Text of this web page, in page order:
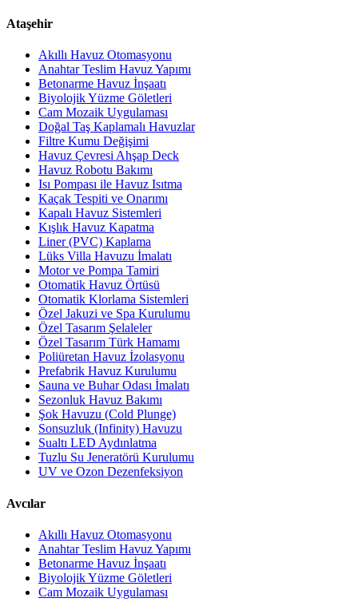
Ataşehir
Akıllı Havuz Otomasyonu
Anahtar Teslim Havuz Yapımı
Betonarme Havuz İnşaatı
Biyolojik Yüzme Göletleri
Cam Mozaik Uygulaması
Doğal Taş Kaplamalı Havuzlar
Filtre Kumu Değişimi
Havuz Çevresi Ahşap Deck
Havuz Robotu Bakımı
Isı Pompası ile Havuz Isıtma
Kaçak Tespiti ve Onarımı
Kapalı Havuz Sistemleri
Kışlık Havuz Kapatma
Liner (PVC) Kaplama
Lüks Villa Havuzu İmalatı
Motor ve Pompa Tamiri
Otomatik Havuz Örtüsü
Otomatik Klorlama Sistemleri
Özel Jakuzi ve Spa Kurulumu
Özel Tasarım Şelaleler
Özel Tasarım Türk Hamamı
Poliüretan Havuz İzolasyonu
Prefabrik Havuz Kurulumu
Sauna ve Buhar Odası İmalatı
Sezonluk Havuz Bakımı
Şok Havuzu (Cold Plunge)
Sonsuzluk (Infinity) Havuzu
Sualtı LED Aydınlatma
Tuzlu Su Jeneratörü Kurulumu
UV ve Ozon Dezenfeksiyon
Avcılar
Akıllı Havuz Otomasyonu
Anahtar Teslim Havuz Yapımı
Betonarme Havuz İnşaatı
Biyolojik Yüzme Göletleri
Cam Mozaik Uygulaması